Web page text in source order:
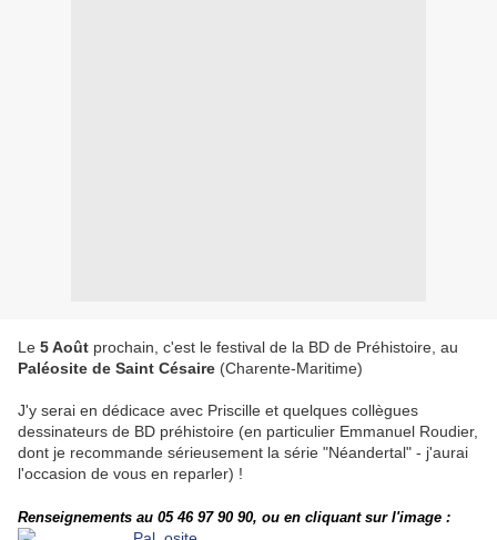
Le 5 Août prochain, c'est le festival de la BD de Préhistoire, au
Paléosite de Saint Césaire (Charente-Maritime)
J'y serai en dédicace avec Priscille et quelques collègues
dessinateurs de BD préhistoire (en particulier Emmanuel Roudier,
dont je recommande sérieusement la série "Néandertal" - j'aurai
l'occasion de vous en reparler) !
Renseignements au 05 46 97 90 90, ou en cliquant sur l'image :